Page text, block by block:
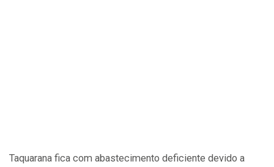
Taquarana fica com abastecimento deficiente devido a